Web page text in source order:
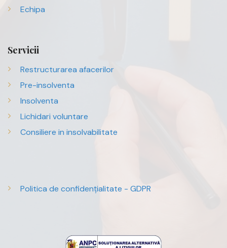
Echipa
Servicii
Restructurarea afacerilor
Pre-insolventa
Insolventa
Lichidari voluntare
Consiliere in insolvabilitate
Politica de confidențialitate - GDPR